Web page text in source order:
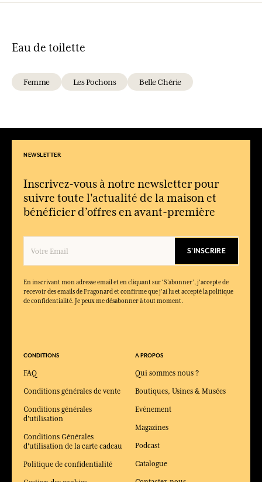
Eau de toilette
Femme Les Pochons Belle Chérie
NEWSLETTER
Inscrivez-vous à notre newsletter pour
suivre toute l'actualité de la maison et
bénéficier d’offres en avant-première
S'INSCRIRE
En inscrivant mon adresse email et en cliquant sur ‘S’abonner’, j'accepte de
recevoir des emails de Fragonard et confirme que j'ai lu et accepté la politique
de confidentialité. Je peux me désabonner à tout moment.
CONDITIONS
FAQ
Conditions générales de vente
Conditions générales
d'utilisation
Conditions Générales
d'utilisation de la carte cadeau
Politique de confidentialité
A PROPOS
Qui sommes nous ?
Boutiques, Usines & Musées
Evénement
Magazines
Podcast
Catalogue